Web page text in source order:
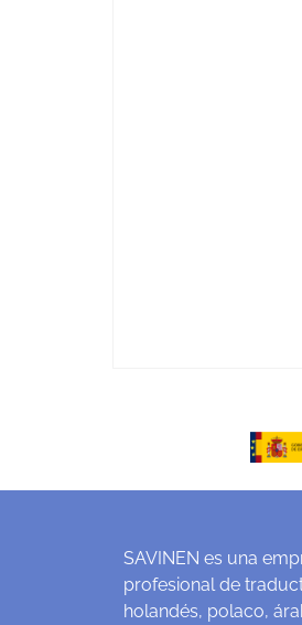
SAVINEN es una
profesional de
holandés, polaco,